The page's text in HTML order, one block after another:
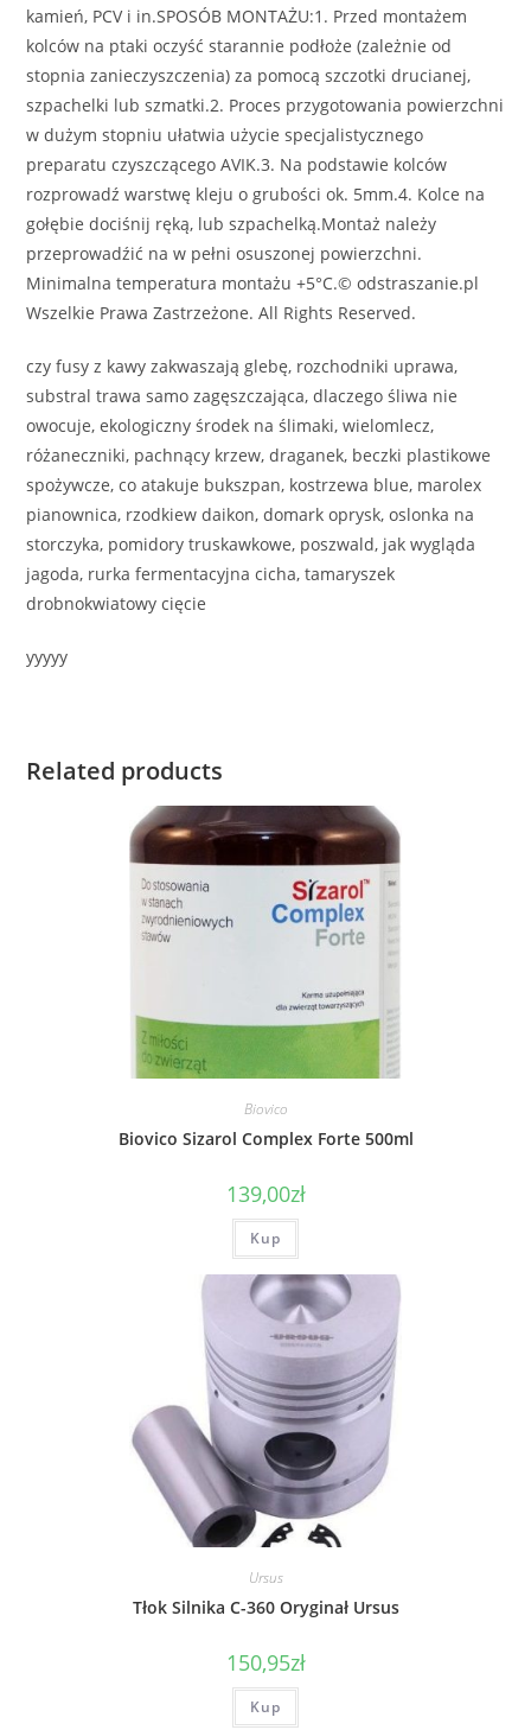
kamień, PCV i in.SPOSÓB MONTAŻU:1. Przed montażem
kolców na ptaki oczyść starannie podłoże (zależnie od
stopnia zanieczyszczenia) za pomocą szczotki drucianej,
szpachelki lub szmatki.2. Proces przygotowania powierzchni
w dużym stopniu ułatwia użycie specjalistycznego
preparatu czyszczącego AVIK.3. Na podstawie kolców
rozprowadź warstwę kleju o grubości ok. 5mm.4. Kolce na
gołębie dociśnij ręką, lub szpachelką.Montaż należy
przeprowadźić na w pełni osuszonej powierzchni.
Minimalna temperatura montażu +5°C.© odstraszanie.pl
Wszelkie Prawa Zastrzeżone. All Rights Reserved.
czy fusy z kawy zakwaszają glebę, rozchodniki uprawa,
substral trawa samo zagęszczająca, dlaczego śliwa nie
owocuje, ekologiczny środek na ślimaki, wielomlecz,
różaneczniki, pachnący krzew, draganek, beczki plastikowe
spożywcze, co atakuje bukszpan, kostrzewa blue, marolex
pianownica, rzodkiew daikon, domark oprysk, oslonka na
storczyka, pomidory truskawkowe, poszwald, jak wygląda
jagoda, rurka fermentacyjna cicha, tamaryszek
drobnokwiatowy cięcie
yyyyy
Related products
Biovico
Biovico Sizarol Complex Forte 500ml
139,00zł
Kup
Ursus
Tłok Silnika C-360 Oryginał Ursus
150,95zł
Kup